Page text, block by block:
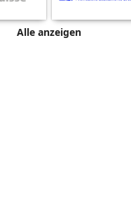
Alle anzeigen